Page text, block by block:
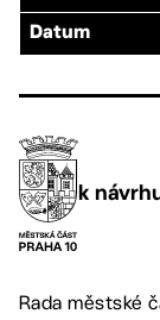
Datum
k
Rada městské